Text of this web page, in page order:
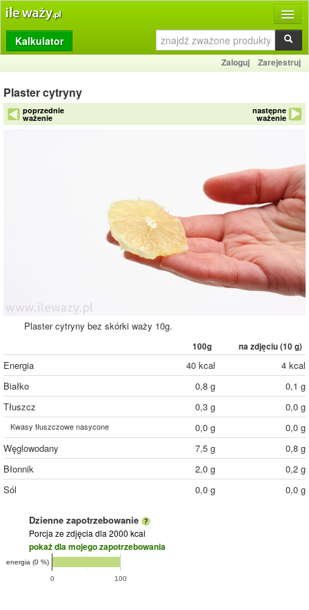
Produkty
Dziennik
Przelicznik
Porównywarka
Kalkulator
Zaloguj Zarejestruj
Plaster cytryny
poprzednie
ważenie
następne
ważenie
Plaster cytryny bez skórki waży 10g.
100g na zdjęciu (10 g)
Energia 40 kcal
4 kcal
Białko
0,8 g
0,1 g
Tłuszcz
0,3 g 0,0 g
Kwasy tłuszczowe nasycone 0,0 g
0,0 g
Węglowodany
7,5 g
0,8 g
Błonnik
2,0 g
0,2 g
Sól
0,0 g 0,0 g
Dzienne zapotrzebowanie
Porcja ze zdjęcia dla 2000 kcal
pokaż dla mojego zapotrzebowania
0 100
energia (0 %)